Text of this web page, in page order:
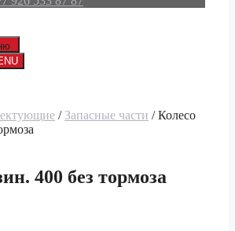
/ Запасные части / Колесо
400 без тормоза